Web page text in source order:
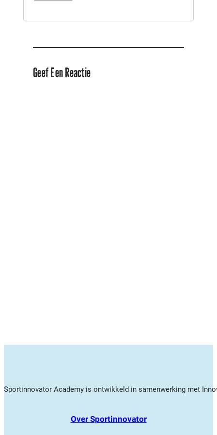
Geef Een Reactie
Sportinnovator Academy is ontwikkeld in samenwerking met
Over Sportinnovator